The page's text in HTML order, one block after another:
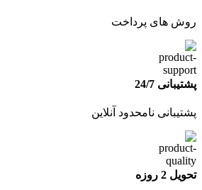
روش های پرداخت
پشتیبانی 24/7
پشتیبانی نامحدود آنلاین
تحویل 2 روزه